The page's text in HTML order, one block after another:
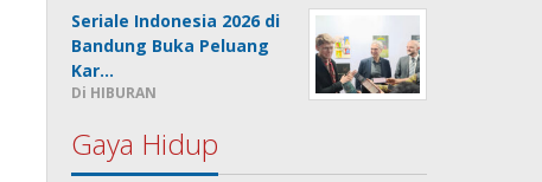
Seriale Indonesia 2026 di
Bandung Buka Peluang
Kar…
Di HIBURAN
Gaya Hidup